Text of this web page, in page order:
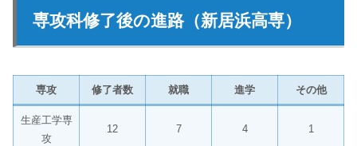
専攻科修了後の進路（新居浜高専）
専攻 修了者数 就職 進学 その他
生産工学専
攻
12 7 4 1